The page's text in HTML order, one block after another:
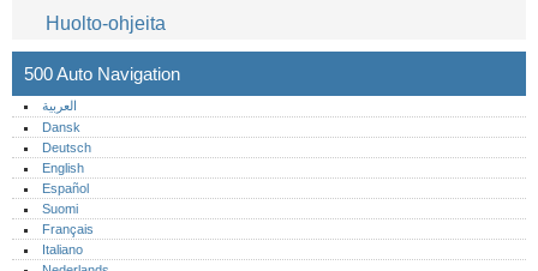
Huolto-ohjeita
500 Auto Navigation
العربية
Dansk
Deutsch
English
Español
Suomi
Français
Italiano